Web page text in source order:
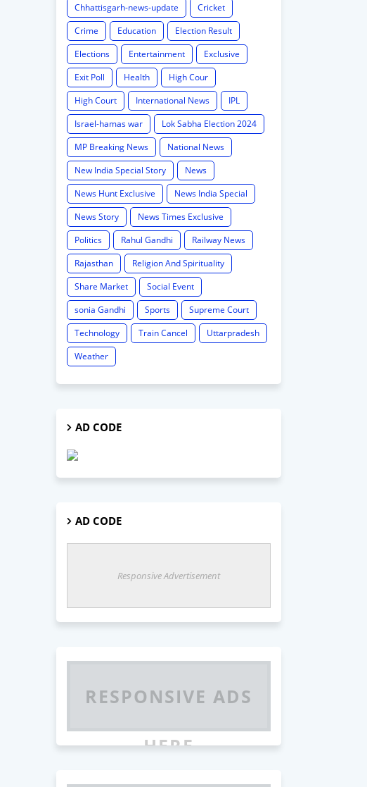
Chhattisgarh-news-update
Cricket
Crime
Education
Election Result
Elections
Entertainment
Exclusive
Exit Poll
Health
High Cour
High Court
International News
IPL
Israel-hamas war
Lok Sabha Election 2024
MP Breaking News
National News
New India Special Story
News
News Hunt Exclusive
News India Special
News Story
News Times Exclusive
Politics
Rahul Gandhi
Railway News
Rajasthan
Religion And Spirituality
Share Market
Social Event
sonia Gandhi
Sports
Supreme Court
Technology
Train Cancel
Uttarpradesh
Weather
AD CODE
AD CODE
Responsive Advertisement
RESPONSIVE ADS
HERE